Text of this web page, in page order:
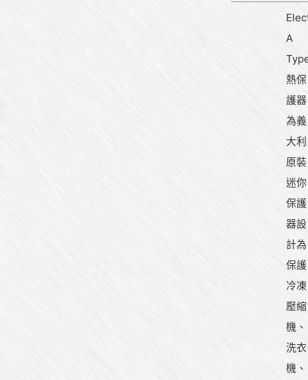
A
熱保
護器
為義
大利
原裝
迷你
保護
器設
計為
保護
冷凍
壓縮
機、
洗衣
機、